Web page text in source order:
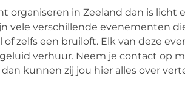
organiseren in Zeeland dan is
vele verschillende evenementen
of zelfs een bruiloft. Elk van deze
verhuur. Neem je contact op
dan kunnen zij jou hier alles over